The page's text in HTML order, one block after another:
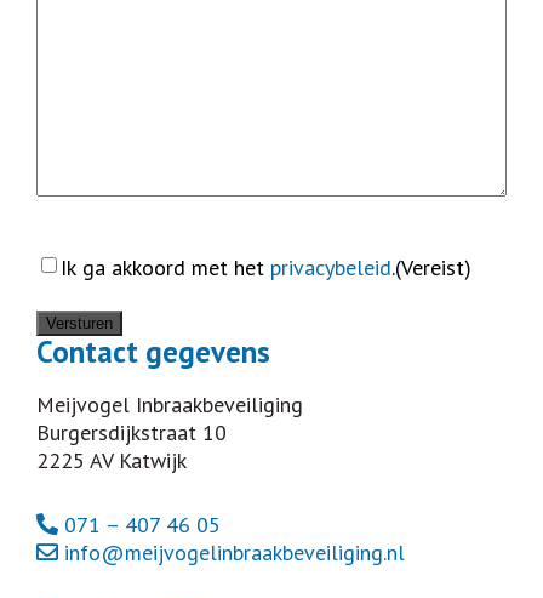
Instemming(Vereist)
Ik ga akkoord met het privacybeleid.(Vereist)
Contact gegevens
Meijvogel Inbraakbeveiliging
Burgersdijkstraat 10
2225 AV Katwijk
071 – 407 46 05
info@meijvogelinbraakbeveiliging.nl